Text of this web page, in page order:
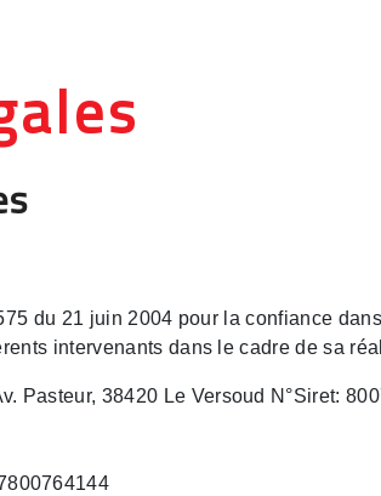
du 21 juin 2004 pour la confiance
intervenants dans le cadre de sa
Pasteur, 38420 Le Versoud N°Siret: